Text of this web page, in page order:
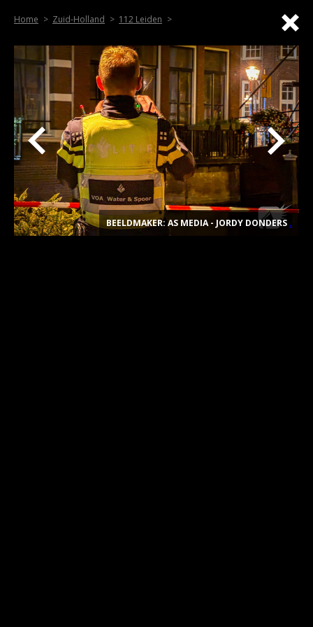
Home Zuid-Holland 112 Leiden
BEELDMAKER: AS MEDIA - JORDY DONDERS .